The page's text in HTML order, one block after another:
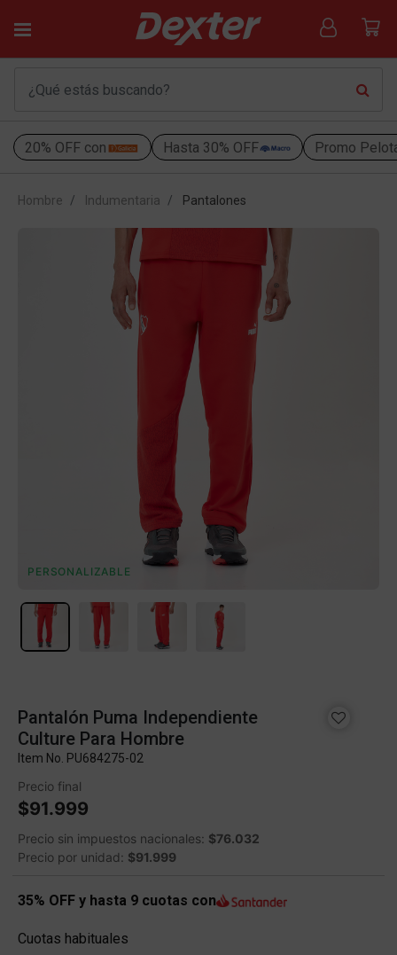
20% OFF con Hasta 30% OFF Promo
Hombre Indumentaria Pantalones
PERSONALIZABLE
Pantalón Puma Independiente
Culture Para Hombre
Item No. PU684275-02
Precio final
$91.999
Precio sin impuestos nacionales: $76.032
Precio por unidad: $91.999
35% OFF y hasta 9 cuotas con
Cuotas habituales